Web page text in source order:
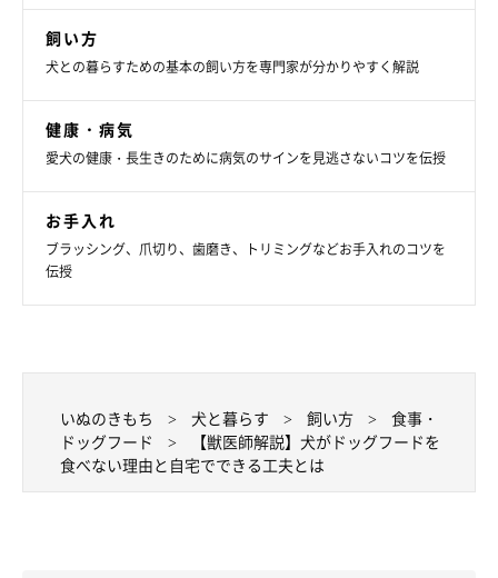
5つの原因と対処法を解説
病気・ストレス・わがまま・年齢・フードなどの理由に分けられま
飼い方
犬との暮らすための基本の飼い方を専門家が分かりやすく解説
健康・病気
愛犬の健康・長生きのために病気のサインを見逃さないコツを伝授
お手入れ
ブラッシング、爪切り、歯磨き、トリミングなどお手入れのコツを
伝授
いぬのきもち 犬と暮らす 飼い方
食事・
ドッグフード
【獣医師解説】犬がドッグフードを
食べない理由と自宅でできる工夫とは